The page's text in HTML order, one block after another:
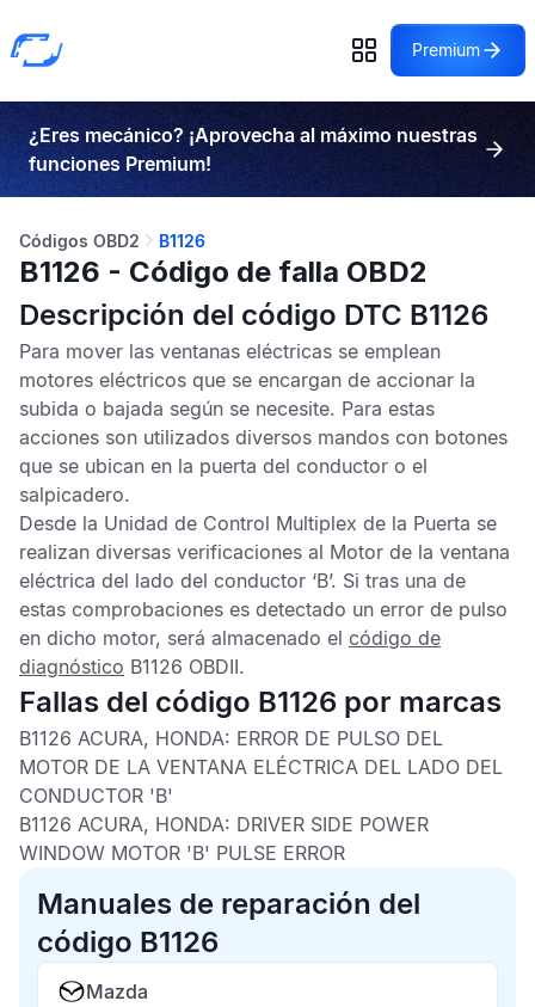
Premium
¿Eres mecánico? ¡Aprovecha al máximo nuestras
funciones Premium!
Códigos OBD2 B1126
B1126 - Código de falla OBD2
Descripción del código DTC B1126
Para mover las ventanas eléctricas se emplean
motores eléctricos que se encargan de accionar la
subida o bajada según se necesite. Para estas
acciones son utilizados diversos mandos con botones
que se ubican en la puerta del conductor o el
salpicadero.
Desde la Unidad de Control Multiplex de la Puerta se
realizan diversas verificaciones al Motor de la ventana
eléctrica del lado del conductor ‘B’. Si tras una de
estas comprobaciones es detectado un error de pulso
en dicho motor, será almacenado el código de
diagnóstico B1126 OBDII.
Fallas del código B1126 por marcas
B1126 ACURA, HONDA: ERROR DE PULSO DEL
MOTOR DE LA VENTANA ELÉCTRICA DEL LADO DEL
CONDUCTOR 'B'
B1126 ACURA, HONDA: DRIVER SIDE POWER
WINDOW MOTOR 'B' PULSE ERROR
Manuales de reparación del
código B1126
Mazda